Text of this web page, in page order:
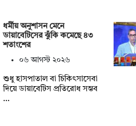
ধর্মীয় অনুশাসন মেনে
ডায়াবেটিসের ঝুঁকি কমেছে ৪৩
শতাংশের
০৬ আগস্ট ২০২৬
শুধু হাসপাতাল বা চিকিৎসাসেবা
দিয়ে ডায়াবেটিস প্রতিরোধ সম্ভব
…